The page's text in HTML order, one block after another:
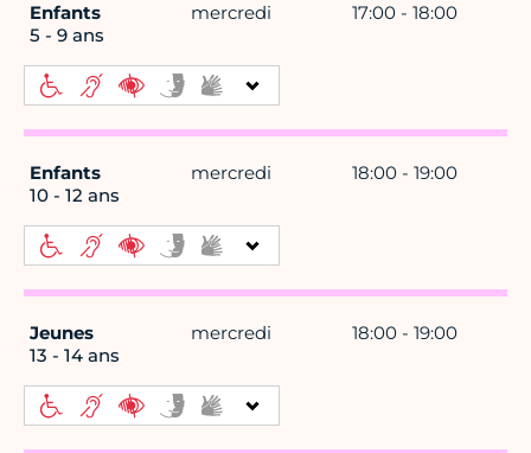
Enfants
5 - 9 ans
mercredi 17:00 - 18:00
Enfants
10 - 12 ans
mercredi 18:00 - 19:00
Jeunes
13 - 14 ans
mercredi 18:00 - 19:00